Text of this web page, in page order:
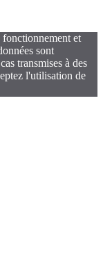
et
sont
transmises à des
l'utilisation de